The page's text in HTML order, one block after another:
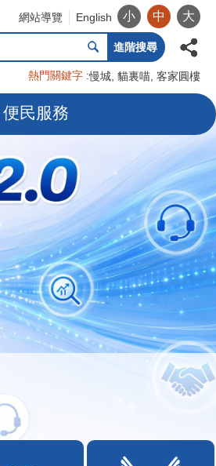
網站導覽 English 小 中 大
進階搜尋
熱門關鍵字 慢城 貓裏喵 客家圓樓
便民服務